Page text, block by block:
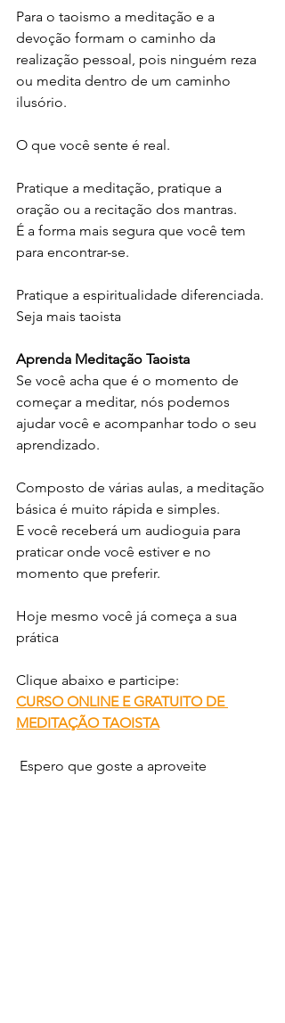
Para o taoismo a meditação e a
devoção formam o caminho da
realização pessoal, pois ninguém reza
ou medita dentro de um caminho
ilusório.
O que você sente é real.
Pratique a meditação, pratique a
oração ou a recitação dos mantras.
É a forma mais segura que você tem
para encontrar-se.
Pratique a espiritualidade diferenciada.
Seja mais taoista
Aprenda Meditação Taoista
Se você acha que é o momento de
começar a meditar, nós podemos
ajudar você e acompanhar todo o seu
aprendizado.
Composto de várias aulas, a meditação
básica é muito rápida e simples.
E você receberá um audioguia para
praticar onde você estiver e no
momento que preferir.
Hoje mesmo você já começa a sua
prática
Clique abaixo e participe:
CURSO ONLINE E GRATUITO DE
MEDITAÇÃO TAOISTA
Espero que goste a aproveite